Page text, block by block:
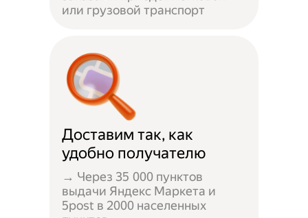
или грузовой транспорт
Доставим так, как
удобно получателю
→ Через 35 000 пунктов
выдачи Яндекс Маркета и
5post в 2000 населенных